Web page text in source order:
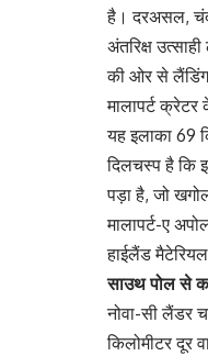
है। दरअसल,
अंतरिक्ष
की ओर से लैंडिंग
मालापर्ट
यह इलाका 69
दिलचस्प है कि
पड़ा है, जो
मालापर्ट-ए
हाईलैंड
साउथ पोल से
नोवा-सी लैंडर
किलोमीटर दूर